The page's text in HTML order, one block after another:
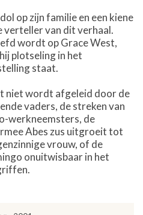
op zijn familie en een kiene
verteller van dit verhaal.
wordt op Grace West,
plotseling in het
staat.
niet wordt afgeleid door de
vaders, de streken van
werkneemsters, de
Abes zus uitgroeit tot
vrouw, of de
onuitwisbaar in het